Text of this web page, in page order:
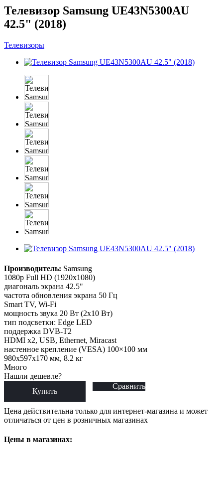
Телевизор Samsung UE43N5300AU
42.5" (2018)
Телевизоры
Производитель: Samsung
1080p Full HD (1920x1080)
диагональ экрана 42.5"
частота обновления экрана 50 Гц
Smart TV, Wi-Fi
мощность звука 20 Вт (2х10 Вт)
тип подсветки: Edge LED
поддержка DVB-T2
HDMI x2, USB, Ethernet, Miracast
настенное крепление (VESA) 100×100 мм
980x597x170 мм, 8.2 кг
Много
Нашли дешевле?
Купить
Сравнить
Цена действительна только для интернет-магазина и может
отличаться от цен в розничных магазинах
Цены в магазинах: